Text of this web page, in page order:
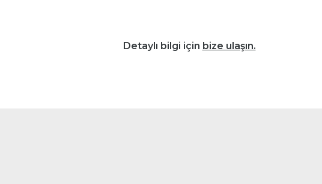
Detaylı bilgi için bize ulaşın.